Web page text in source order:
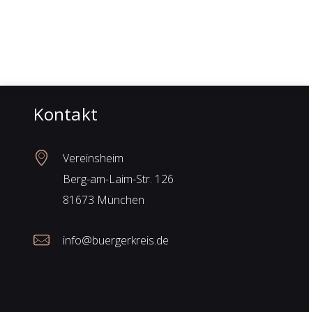
Kontakt
Vereinsheim
Berg-am-Laim-Str. 126
81673 München
info@buergerkreis.de